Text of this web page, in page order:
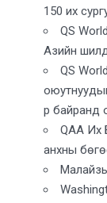
150 их
QS
Азийн
QS
р байранд
QAA Их
анхны